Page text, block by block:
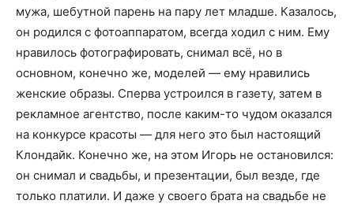
мужа, шебутной парень на пару лет младше. Казалось,
он родился с фотоаппаратом, всегда ходил с ним. Ему
нравилось фотографировать, снимал всё, но в
основном, конечно же, моделей — ему нравились
женские образы. Сперва устроился в газету, затем в
рекламное агентство, после каким-то чудом оказался
на конкурсе красоты — для него это был настоящий
Клондайк. Конечно же, на этом Игорь не остановился:
он снимал и свадьбы, и презентации, был везде, где
только платили. И даже у своего брата на свадьбе не